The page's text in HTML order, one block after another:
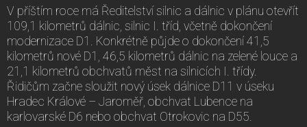
V příštím roce má Ředitelství silnic a dálnic v plánu otevřít
109,1 kilometrů dálnic, silnic I. tříd, včetně dokončení
modernizace D1. Konkrétně půjde o dokončení 41,5
kilometrů nové D1, 46,5 kilometrů dálnic na zelené louce a
21,1 kilometrů obchvatů měst na silnicích I. třídy.
Řidičům začne sloužit nový úsek dálnice D11 v úseku
Hradec Králové – Jaroměř, obchvat Lubence na
karlovarské D6 nebo obchvat Otrokovic na D55.